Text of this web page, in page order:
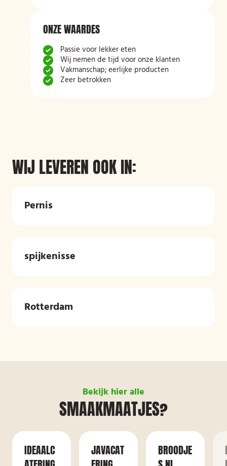
ONZE WAARDES
Passie voor lekker eten
Wij nemen de tijd voor onze klanten
Vakmanschap; eerlijke producten
Zeer betrokken
WIJ LEVEREN OOK IN:
Pernis
spijkenisse
Rotterdam
Bekijk hier alle
SMAAKMAATJES?
IDEAALC
JAVACAT
BROODJE